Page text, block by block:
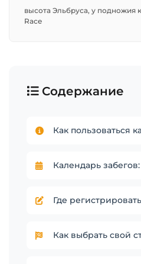
высота Эльбруса, у подножия
Race
Содержание
Как пользоваться
Календарь
Где
Как выбрать свой